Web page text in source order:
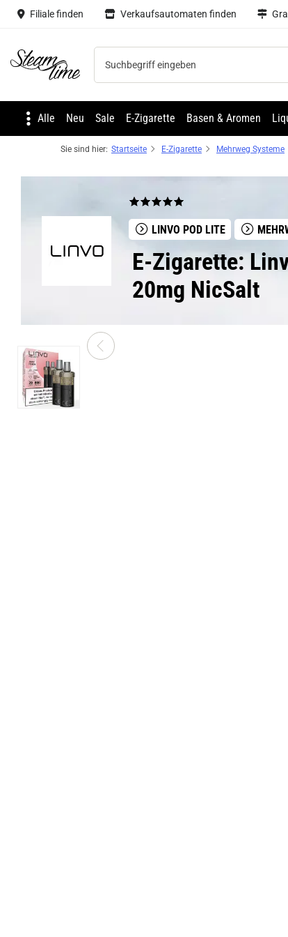
Filiale finden Verkaufsautomaten finden
Steam time
Alle Neu Sale E-Zigarette Basen & Aromen
Sie sind hier: Startseite E-Zigarette Mehrweg Systeme
LINVO POD LITE
E-Zigarette:
20mg NicSalt